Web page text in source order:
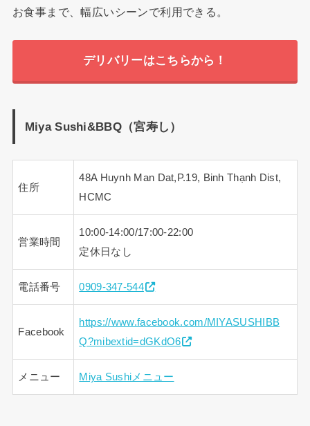
お食事まで、幅広いシーンで利用できる。
デリバリーはこちらから！
Miya Sushi&BBQ（宮寿し）
住所
48A Huynh Man Dat,P.19, Binh Thạnh Dist,
HCMC
営業時間
10:00-14:00/17:00-22:00
定休日なし
電話番号 0909-347-544
Facebook
https://www.facebook.com/MIYASUSHIBB
Q?mibextid=dGKdO6
メニュー Miya Sushiメニュー